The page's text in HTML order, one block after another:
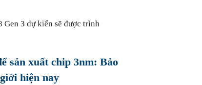
Gen 3 dự kiến sẽ được trình
sản xuất chip 3nm: Bảo
hiện nay